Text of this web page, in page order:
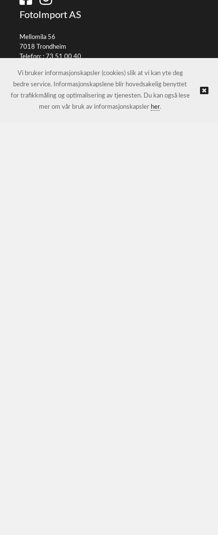
FotoImport AS
Mellomila 56
7018 Trondheim
Telefon: :73 51 00 40
© FotoImport AS | Nettbutikk levert av Kréatif
Vi bruker informasjonskapsler (cookies) slik at vi kan yte deg
bedre service. Informasjonskapslene blir hovedsakelig benyttet
for trafikkmåling og optimalisering av tjenesten. Du kan også lese
mer om vår bruk av informasjonskapsler her.